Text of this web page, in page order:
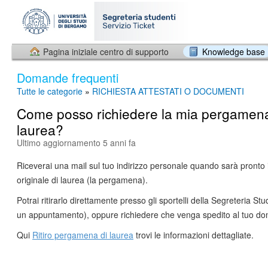
Pagina iniziale centro di supporto Knowledge base
Domande frequenti
Tutte le categorie » RICHIESTA ATTESTATI O DOCUMENTI
Come posso richiedere la mia
laurea?
Ultimo aggiornamento 5 anni fa
Riceverai una mail sul tuo indirizzo personale quando sarà
originale di laurea (la pergamena).
Potrai ritirarlo direttamente presso gli sportelli della Segreteria
un appuntamento), oppure richiedere che venga spedito al tuo
Qui Ritiro pergamena di laurea trovi le informazioni dettagliate.